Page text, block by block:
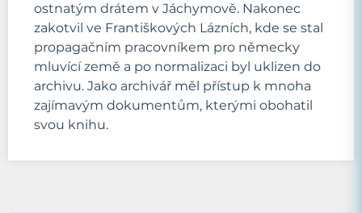
ostnatým drátem v Jáchymově. Nakonec
zakotvil ve Františkových Lázních, kde se stal
propagačním pracovníkem pro německy
mluvící země a po normalizaci byl uklizen do
archivu. Jako archivář měl přístup k mnoha
zajímavým dokumentům, kterými obohatil
svou knihu.